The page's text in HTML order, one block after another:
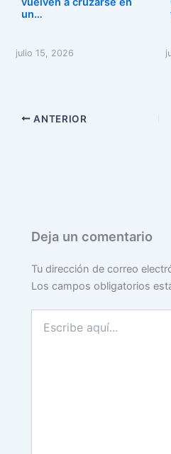
un…
julio 15, 2026
ANTERIOR
Deja un comentario
Tu dirección de correo
Los campos obligatorios
aquí...